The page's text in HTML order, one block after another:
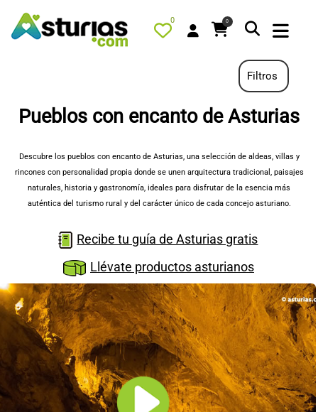
0 0
QUÉ HACER
ALOJAMIENTOS
RESTAURANTES
TURISMO ACTIVO
TIENDA
AGENDA
OFERTAS
CONTACTO
Filtros
Pueblos con encanto de Asturias
Descubre los pueblos con encanto de Asturias, una selección de aldeas, villas y
rincones con personalidad propia donde se unen arquitectura tradicional, paisajes
naturales, historia y gastronomía, ideales para disfrutar de la esencia más
auténtica del turismo rural y del carácter único de cada concejo asturiano.
Recibe tu guía de Asturias gratis
Llévate productos asturianos